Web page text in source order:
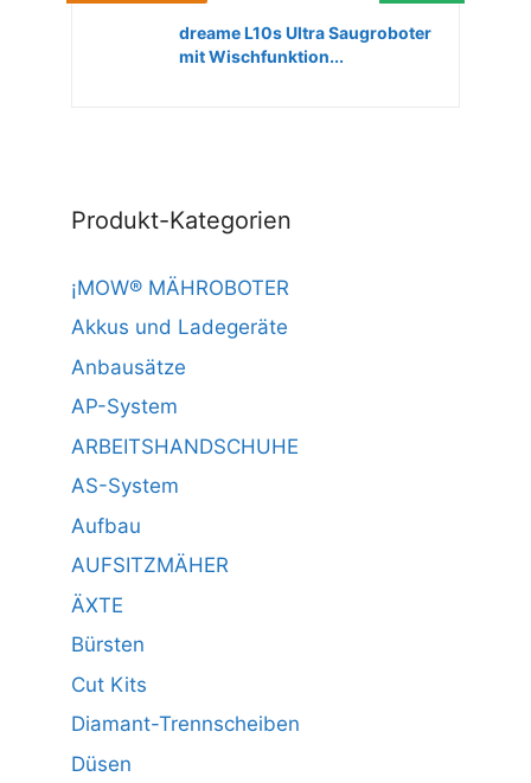
dreame L10s Ultra Saugroboter
mit Wischfunktion...
Produkt-Kategorien
¡MOW® MÄHROBOTER
Akkus und Ladegeräte
Anbausätze
AP-System
ARBEITSHANDSCHUHE
AS-System
Aufbau
AUFSITZMÄHER
ÄXTE
Bürsten
Cut Kits
Diamant-Trennscheiben
Düsen